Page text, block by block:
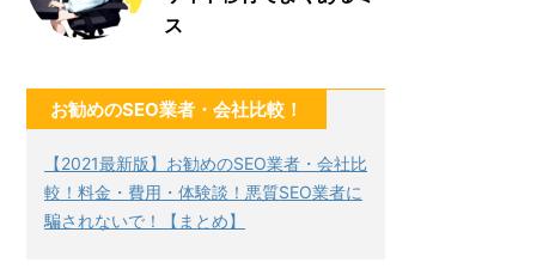
ス
お勧めのSEO業者・会社比較！
【2021最新版】お勧めのSEO業者・会社比
較！料金・費用・体験談！悪質SEO業者に
騙されないで！【まとめ】